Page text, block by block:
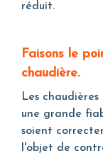
réduit.
Faisons le point sur la maintenance de la
chaudière.
Les
une grande
soient
l'objet de